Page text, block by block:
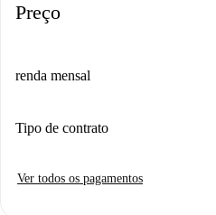
Preço
renda mensal
Tipo de contrato
Ver todos os pagamentos